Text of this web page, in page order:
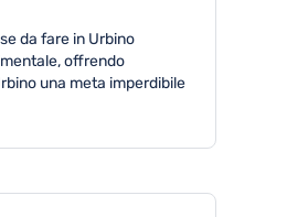
da fare in Urbino
offrendo
una meta imperdibile